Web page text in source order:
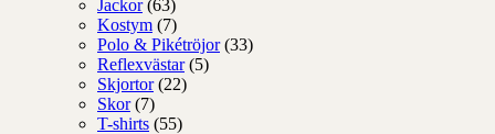
Jackor (63)
Kostym (7)
Polo & Pikétröjor (33)
Reflexvästar (5)
Skjortor (22)
Skor (7)
T-shirts (55)